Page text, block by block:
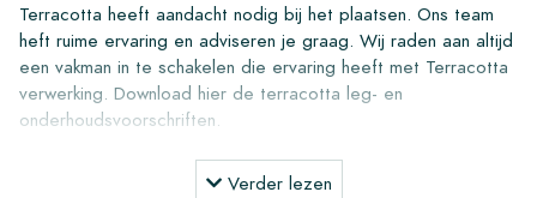
Terracotta heeft aandacht nodig bij het plaatsen. Ons team
heft ruime ervaring en adviseren je graag. Wij raden aan altijd
een vakman in te schakelen die ervaring heeft met Terracotta
verwerking. Download hier de terracotta leg- en
onderhoudsvoorschriften.
Leg- en onderhoudsproducten voor Terracotta
Verder lezen